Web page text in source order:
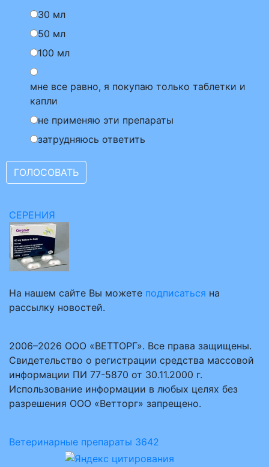
30 мл
50 мл
100 мл
мне все равно, я покупаю только таблетки и
капли
не применяю эти препараты
затрудняюсь ответить
СЕРЕНИЯ
На нашем сайте Вы можете подписаться на
рассылку новостей.
2006–2026 ООО «ВЕТТОРГ». Все права защищены.
Свидетельство о регистрации средства массовой
информации ПИ 77-5870 от 30.11.2000 г.
Использование информации в любых целях без
разрешения ООО «Ветторг» запрещено.
Ветеринарные препараты 3642